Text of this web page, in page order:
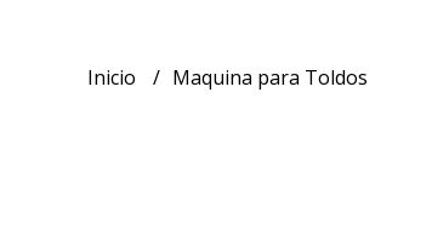
Inicio Maquina para Toldos